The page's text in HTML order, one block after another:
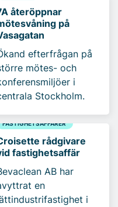
återöppnar
på
efterfrågan på
mötes- och
i
Stockholm.
FASTIGHETSAFFÄRER
rådgivare
fastighetsaffär
AB har
en
i